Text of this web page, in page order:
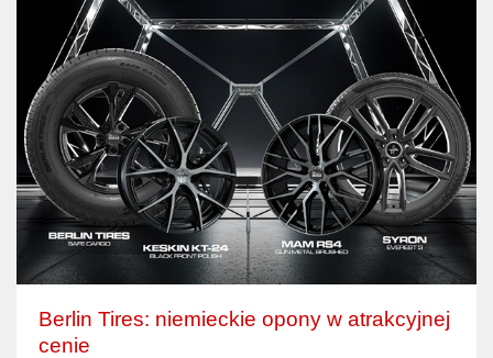
Berlin Tires: niemieckie opony w atrakcyjnej
cenie